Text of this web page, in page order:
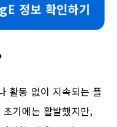
정보 확인하기
활동 없이 지속되는 플
기에는 활발했지만,